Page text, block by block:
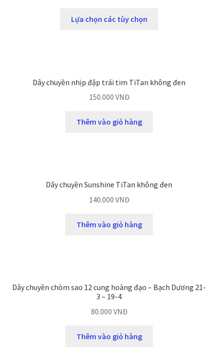
Lựa chọn các tùy chọn
Dây chuyền nhịp đập trái tim TiTan không đen
150.000 VNĐ
Thêm vào giỏ hàng
Dây chuyền Sunshine TiTan không đen
140.000 VNĐ
Thêm vào giỏ hàng
Dây chuyền chòm sao 12 cung hoàng đạo – Bạch Dương 21-
3 – 19-4
80.000 VNĐ
Thêm vào giỏ hàng